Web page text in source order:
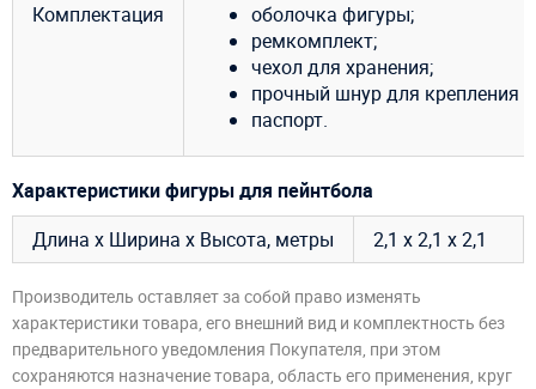
Комплектация
оболочка фигуры;
ремкомплект;
чехол для хранения;
прочный шнур для крепления
паспорт.
Характеристики фигуры для пейнтбола
Длина х Ширина х Высота, метры
2,1 х 2,1 х 2,1
Производитель оставляет за собой право изменять
характеристики товара, его внешний вид и комплектность без
предварительного уведомления Покупателя, при этом
сохраняются назначение товара, область его применения, круг